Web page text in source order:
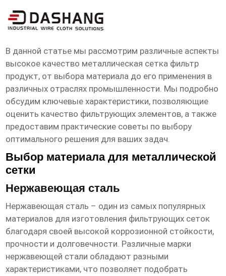
высокое ксчество металлическая
сетка фильтр продукт
В данной статье мы рассмотрим различные аспекты
высокое качество металлическая сетка фильтр
продукт, от выбора материала до его применения в
различных отраслях промышленности. Мы подробно
обсудим ключевые характеристики, позволяющие
оценить качество фильтрующих элементов, а также
предоставим практические советы по выбору
оптимального решения для ваших задач.
Выбор материала для металлической
сетки
Нержавеющая сталь
Нержавеющая сталь – один из самых популярных
материалов для изготовления фильтрующих сеток
благодаря своей высокой коррозионной стойкости,
прочности и долговечности. Различные марки
нержавеющей стали обладают разными
характеристиками, что позволяет подобрать